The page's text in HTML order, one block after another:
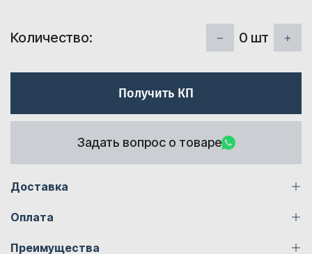
Количество: 0 шт
Получить КП
Задать вопрос о товаре
Доставка
Оплата
Преимущества